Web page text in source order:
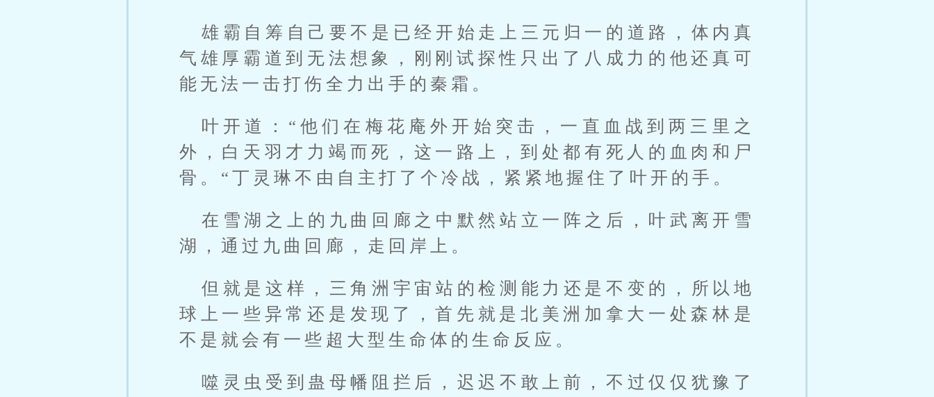
雄霸自筹自己要不是已经开始走上三元归一的道路，体内真
气雄厚霸道到无法想象，刚刚试探性只出了八成力的他还真可
能无法一击打伤全力出手的秦霜。
叶开道：“他们在梅花庵外开始突击，一直血战到两三里之
外，白天羽才力竭而死，这一路上，到处都有死人的血肉和尸
骨。“丁灵琳不由自主打了个冷战，紧紧地握住了叶开的手。
在雪湖之上的九曲回廊之中默然站立一阵之后，叶武离开雪
湖，通过九曲回廊，走回岸上。
但就是这样，三角洲宇宙站的检测能力还是不变的，所以地
球上一些异常还是发现了，首先就是北美洲加拿大一处森林是
不是就会有一些超大型生命体的生命反应。
噬灵虫受到蛊母幡阻拦后，迟迟不敢上前，不过仅仅犹豫了